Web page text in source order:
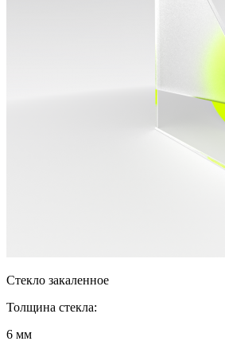
Стекло закаленное
Толщина стекла:
6 мм